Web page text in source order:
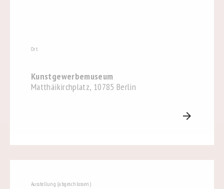
Ort
Kunstgewerbemuseum
Matthäikirchplatz, 10785 Berlin
arrow_forward
Ausstellung (abgeschlossen)